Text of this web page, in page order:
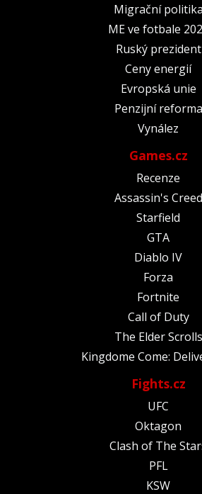
Migrační politika
ME ve fotbale
Ruský prezident
Ceny energií
Evropská unie
Penzijní reforma
Vynález
Games.cz
Recenze
Assassin's Creed
Starfield
GTA
Diablo IV
Forza
Fortnite
Call of Duty
The Elder Scrolls
Kingdome Come:
Fights.cz
UFC
Oktagon
Clash of The
PFL
KSW